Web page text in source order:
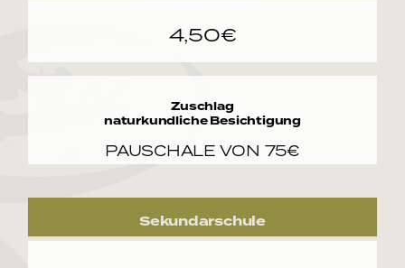
4,50€
Zuschlag
naturkundliche Besichtigung
PAUSCHALE VON 75€
Sekundarschule